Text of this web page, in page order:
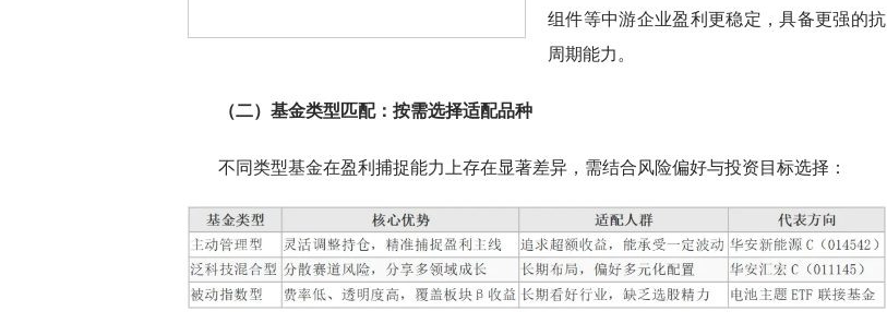
组件等中游企业盈利更稳定，具备更强的抗
周期能力。
（二）基金类型匹配：按需选择适配品种
不同类型基金在盈利捕捉能力上存在显著差异，需结合风险偏好与投资目标选择：